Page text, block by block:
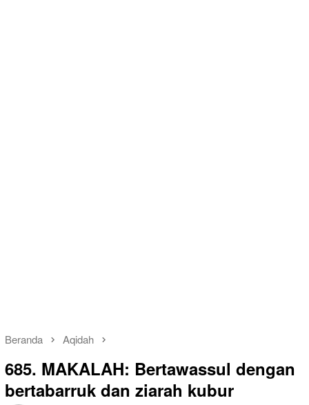
Beranda Aqidah
685. MAKALAH: Bertawassul dengan
bertabarruk dan ziarah kubur